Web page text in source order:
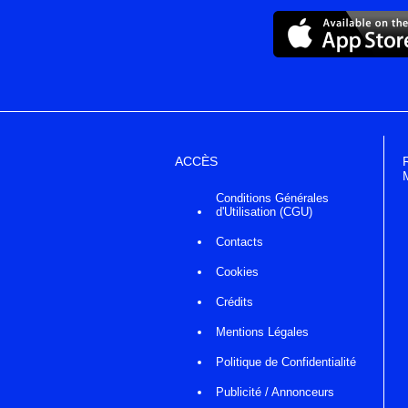
ACCÈS
Conditions Générales
d'Utilisation (CGU)
Contacts
Cookies
Crédits
Mentions Légales
Politique de Confidentialité
Publicité / Annonceurs